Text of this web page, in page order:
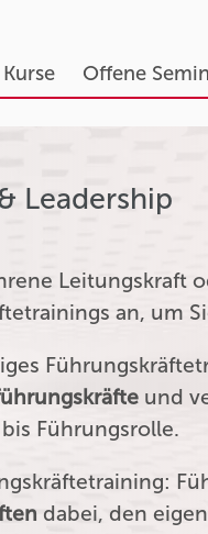
Offene
Leadership
Leitungskraft
an, um
und
Führungsrolle.
dabei, den